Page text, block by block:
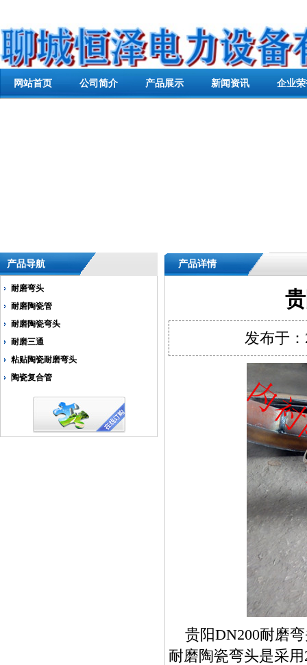
网站首页 公司简介 产品展示 新闻资讯 企业
产品导航
耐磨弯头
耐磨陶瓷管
耐磨陶瓷弯头
耐磨三通
粘贴陶瓷耐磨弯头
陶瓷复合管
产品详情
发布于
贵阳DN200耐磨弯
耐磨陶瓷弯头是采